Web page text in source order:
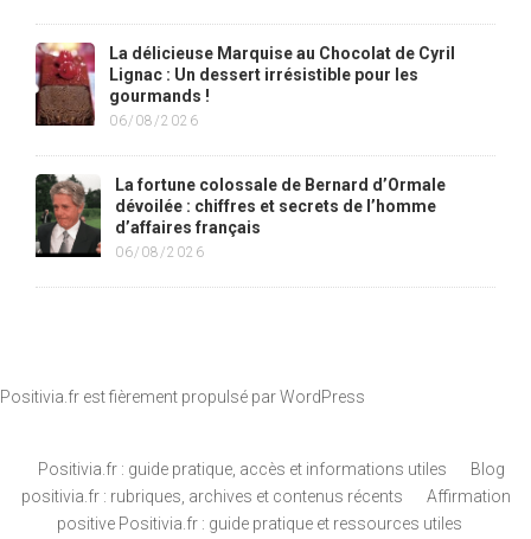
La délicieuse Marquise au Chocolat de Cyril
Lignac : Un dessert irrésistible pour les
gourmands !
06/08/2026
La fortune colossale de Bernard d’Ormale
dévoilée : chiffres et secrets de l’homme
d’affaires français
06/08/2026
Positivia.fr est fièrement propulsé parWordPress
Positivia.fr : guide pratique, accès et informations utiles
Blog
positivia.fr : rubriques, archives et contenus récents
Affirmation
positive Positivia.fr : guide pratique et ressources utiles